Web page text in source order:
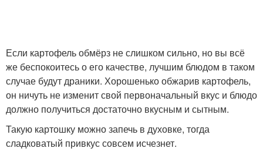
Если картофель обмёрз не слишком сильно, но вы всё
же беспокоитесь о его качестве, лучшим блюдом в таком
случае будут драники. Хорошенько обжарив картофель,
он ничуть не изменит свой первоначальный вкус и блюдо
должно получиться достаточно вкусным и сытным.
Такую картошку можно запечь в духовке, тогда
сладковатый привкус совсем исчезнет.